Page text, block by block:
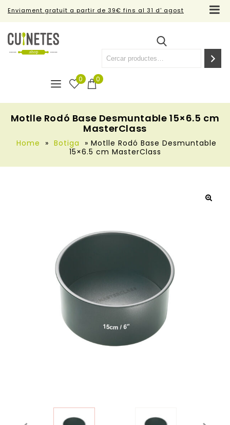
Enviament gratuït a partir de 39€ fins al 31 d' agost
0
0
Motlle Rodó Base Desmuntable 15×6.5 cm
MasterClass
Home » Botiga » Motlle Rodó Base Desmuntable
15×6.5 cm MasterClass